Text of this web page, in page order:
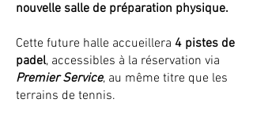
nouvelle salle de préparation physique.
Cette future halle accueillera 4 pistes de
padel, accessibles à la réservation via
Premier Service, au même titre que les
terrains de tennis.